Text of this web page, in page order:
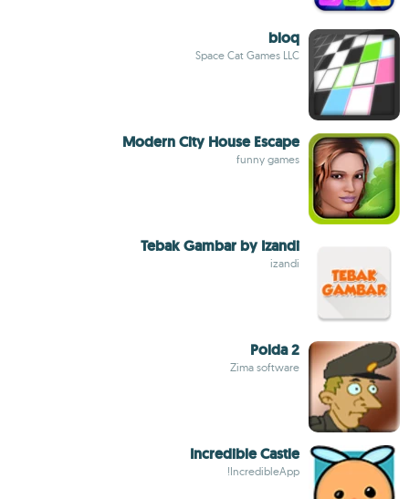
bloq
Space Cat Games LLC
Modern City House Escape
funny games
Tebak Gambar by Izandi
izandi
Polda 2
Zima software
Incredible Castle
IncredibleApp!